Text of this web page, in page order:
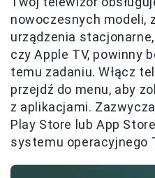
nowoczesnych modeli,
urządzenia
czy Apple TV, powinny
temu zadaniu. Włącz
przejdź do menu, aby
z aplikacjami.
Play Store lub App
systemu operacyjnego